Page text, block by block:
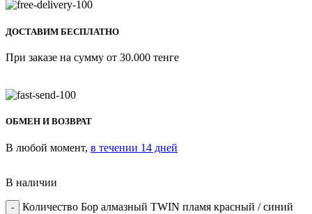
ДОСТАВИМ БЕСПЛАТНО
При заказе на сумму от 30.000 тенге
ОБМЕН И ВОЗВРАТ
В любой момент, в течении 14 дней
В наличии
Количество Бор алмазный TWIN пламя красный / синий